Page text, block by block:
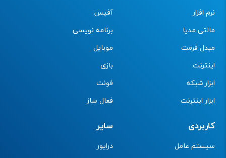
نرم افزار
مالتی مدیا
مبدل فرمت
اینترنت
ابزار شبکه
ابزار اینترنت
آفیس
برنامه نویسی
موبایل
بازی
فونت
فعال ساز
کاربردی
سیستم عامل
سایر
درایور